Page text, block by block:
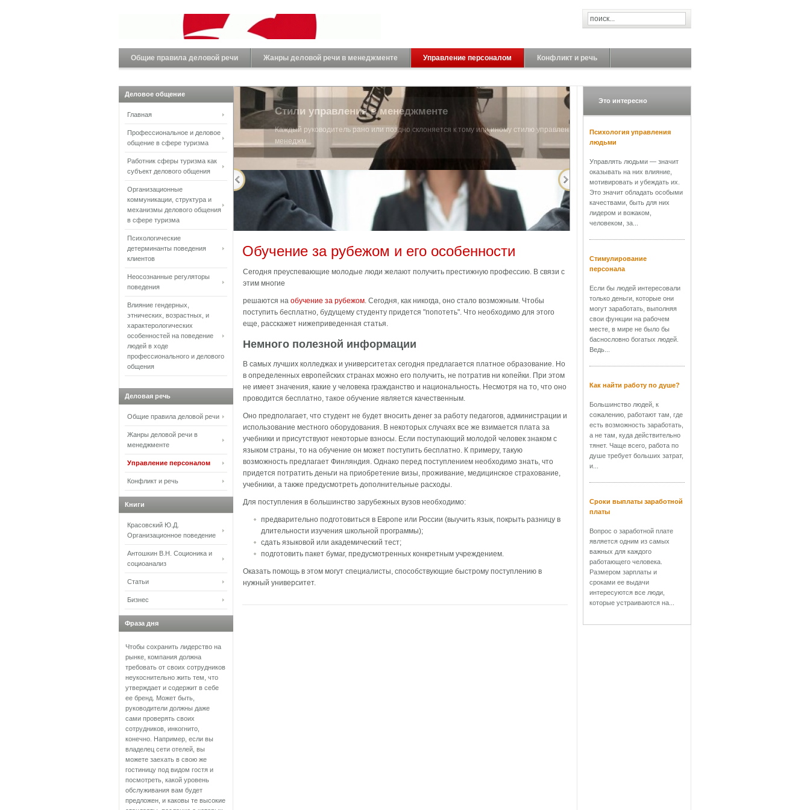
Общие правила деловой речи Жанры деловой речи в менеджменте Управление персоналом Конфликт и речь
Стили управления в менеджменте
Каждый руководитель рано или поздно склоняется к тому или иному стилю управления. В
Обучение за рубежом и его особенности
Сегодня преуспевающие молодые люди желают получить престижную профессию. В связи с
этим многие
решаются на обучение за рубежом. Сегодня, как никогда, оно стало возможным. Чтобы
поступить бесплатно, будущему студенту придется "попотеть". Что необходимо для этого
еще, расскажет нижеприведенная статья.
Немного полезной информации
В самых лучших колледжах и университетах сегодня предлагается платное образование. Но
в определенных европейских странах можно его получить, не потратив ни копейки. При этом
не имеет значения, какие у человека гражданство и национальность. Несмотря на то, что оно
проводится бесплатно, такое обучение является качественным.
Оно предполагает, что студент не будет вносить денег за работу педагогов, администрации и
использование местного оборудования. В некоторых случаях все же взимается плата за
учебники и присутствуют некоторые взносы. Если поступающий молодой человек знаком с
языком страны, то на обучение он может поступить бесплатно. К примеру, такую
возможность предлагает Финляндия. Однако перед поступлением необходимо знать, что
придется потратить деньги на приобретение визы, проживание, медицинское страхование,
учебники, а также предусмотреть дополнительные расходы.
Для поступления в большинство зарубежных вузов необходимо:
предварительно подготовиться в Европе или России (выучить язык, покрыть разницу в
длительности изучения школьной программы);
сдать языковой или академический тест;
подготовить пакет бумаг, предусмотренных конкретным учреждением.
Оказать помощь в этом могут специалисты, способствующие быстрому поступлению в
нужный университет.
Это интересно
Психология управления
людьми
Управлять людьми — значит
оказывать на них влияние,
мотивировать и убеждать их.
Это значит обладать особыми
качествами, быть для них
лидером и вожаком,
человеком, за...
Стимулирование
персонала
Если бы людей интересовали
только деньги, которые они
могут заработать, выполняя
свои функции на рабочем
месте, в мире не было бы
баснословно богатых людей.
Ведь...
Как найти работу по душе?
Большинство людей, к
сожалению, работают там, где
есть возможность заработать,
а не там, куда действительно
тянет. Чаще всего, работа по
душе требует больших затрат,
и...
Сроки выплаты заработной
платы
Вопрос о заработной плате
является одним из самых
важных для каждого
работающего человека.
Размером зарплаты и
сроками ее выдачи
интересуются все люди,
которые устраиваются на...
Деловое общение
Главная
Профессиональное и деловое
общение в сфере туризма
Работник сферы туризма как
субъект делового общения
Организационные
коммуникации, структура и
механизмы делового общения
в сфере туризма
Психологические
детерминанты поведения
клиентов
Неосознанные регуляторы
поведения
Влияние гендерных,
этнических, возрастных, и
характерологических
особенностей на поведение
людей в ходе
профессионального и делового
общения
Деловая речь
Общие правила деловой речи
Жанры деловой речи в
менеджменте
Управление персоналом
Конфликт и речь
Книги
Красовский Ю.Д.
Организационное поведение
Антошкин В.Н. Соционика и
социоанализ
Статьи
Бизнес
Фраза дня
Чтобы сохранить лидерство на
рынке, компания должна
требовать от своих сотрудников
неукоснительно жить тем, что
утверждает и содержит в себе
ее бренд. Может быть,
руководители должны даже
сами проверять своих
сотрудников, инкогнито,
конечно. Например, если вы
владелец сети отелей, вы
можете заехать в свою же
гостиницу под видом гостя и
посмотреть, какой уровень
обслуживания вам будет
предложен, и каковы те высокие